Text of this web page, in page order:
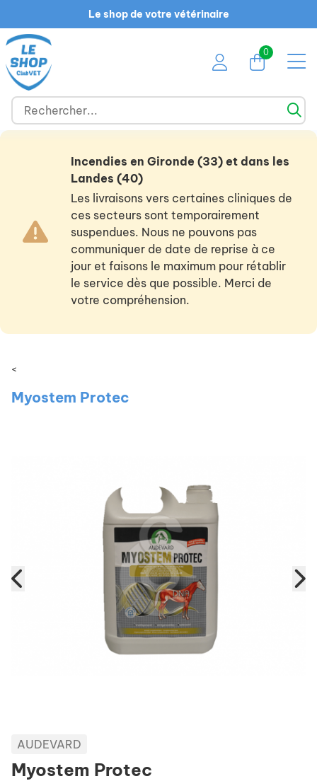
Le shop de votre vétérinaire
0
Incendies en Gironde (33) et dans les
Landes (40)
Les livraisons vers certaines cliniques de
ces secteurs sont temporairement
suspendues. Nous ne pouvons pas
communiquer de date de reprise à ce
jour et faisons le maximum pour rétablir
le service dès que possible. Merci de
votre compréhension.
<
Myostem Protec
AUDEVARD
Myostem Protec